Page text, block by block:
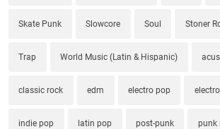
Skate Punk Slowcore Soul Stoner
Trap World Music (Latin & Hispanic)
classic rock edm electro pop
indie pop latin pop post-punk punk